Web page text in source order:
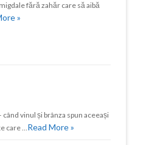
fără zahăr care să aibă
»
vinul și brânza spun aceeași
care …Read More »